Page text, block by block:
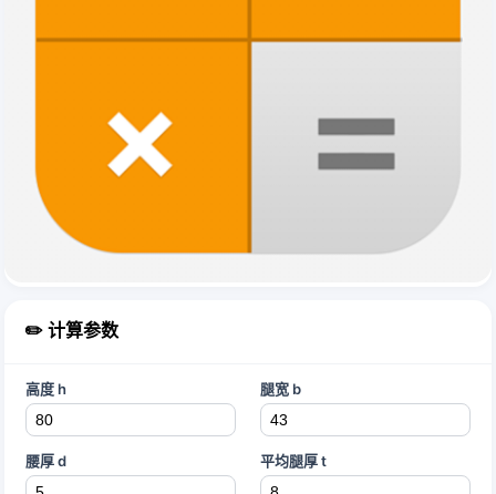
✏️ 计算参数
高度 h 腿宽 b
腰厚 d 平均腿厚 t